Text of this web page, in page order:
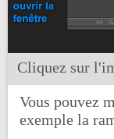
Cliquez sur
Vous pouvez
exemple la